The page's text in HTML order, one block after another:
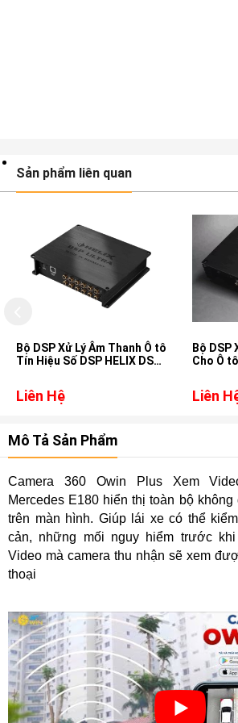
Sản phẩm liên quan
Bộ DSP Xử Lý Âm Thanh Ô tô
Tín Hiệu Số DSP HELIX DSP
Liên Hệ
Bộ DSP
Cho Ô
Liên
Mô Tả Sản Phẩm
Camera 360 Owin Plus Xem
Mercedes E180 hiển thị toàn bộ
trên màn hình. Giúp lái xe có thể
cản, những mối nguy hiểm trước
Video mà camera thu nhận sẽ xem
thoại